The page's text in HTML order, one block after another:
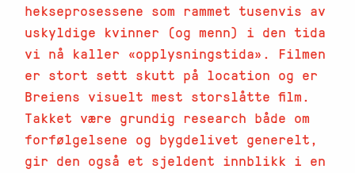
hekseprosessene som rammet tusenvis av
uskyldige kvinner (og menn) i den tida
vi nå kaller «opplysningstida». Filmen
er stort sett skutt på location og er
Breiens visuelt mest storslåtte film.
Takket være grundig research både om
forfølgelsene og bygdelivet generelt,
gir den også et sjeldent innblikk i en